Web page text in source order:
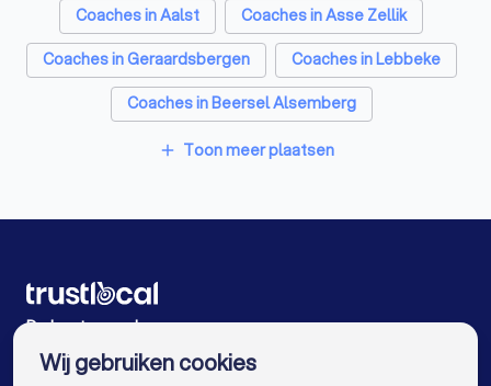
Coaches in Aalst
Coaches in Asse Zellik
Coaches in Geraardsbergen
Coaches in Lebbeke
Coaches in Beersel Alsemberg
Coaches in Buggenhout
Coaches in Brugge
Coaches in Mechelen
Coaches in Kortrijk
Coaches in Hasselt
Coaches in Sint-Niklaas
add Toon meer plaatsen
De beste coaches voor u
Wij gebruiken cookies